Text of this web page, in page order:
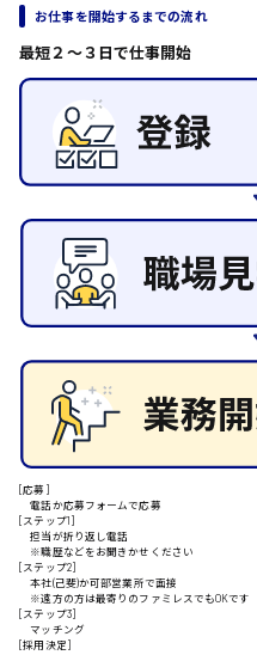
営業
ラウンダー営業
ルート営業
その他の専門職
施設管理・整備
清掃
配送・ドライバー
東広島市
安芸高田市
安芸郡
日給8000円～
日給10000円以上
お仕事を開始するまでの流れ
最短２〜３日で仕事開始
[応募]
電話か応募フォームで応募
[ステップ1]
担当が折り返し電話
※職歴などをお聞きかせください
[ステップ2]
本社(己斐)か可部営業所で面接
※遠方の方は最寄りのファミレスでもOKです
[ステップ3]
マッチング
[採用決定]